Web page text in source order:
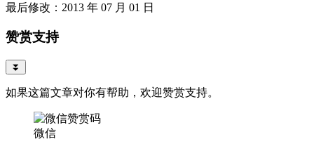
最后修改：2013 年 07 月 01 日
赞赏支持
⏬
如果这篇文章对你有帮助，欢迎赞赏支持。
微信